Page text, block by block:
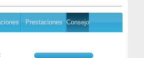
Prestaciones Consejo